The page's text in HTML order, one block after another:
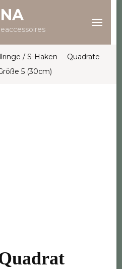
/ S-Haken
Quadrate
5 (30cm)